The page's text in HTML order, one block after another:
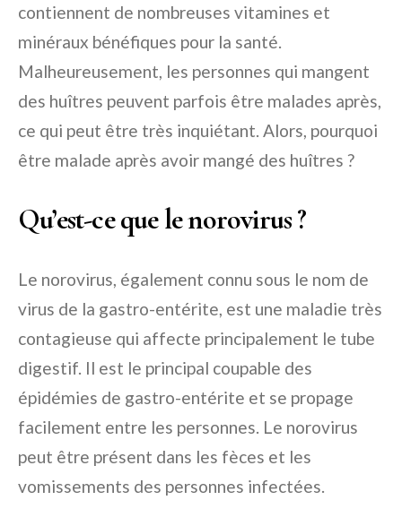
contiennent de nombreuses vitamines et
minéraux bénéfiques pour la santé.
Malheureusement, les personnes qui mangent
des huîtres peuvent parfois être malades après,
ce qui peut être très inquiétant. Alors, pourquoi
être malade après avoir mangé des huîtres ?
Qu’est-ce que le norovirus ?
Le norovirus, également connu sous le nom de
virus de la gastro-entérite, est une maladie très
contagieuse qui affecte principalement le tube
digestif. Il est le principal coupable des
épidémies de gastro-entérite et se propage
facilement entre les personnes. Le norovirus
peut être présent dans les fèces et les
vomissements des personnes infectées.